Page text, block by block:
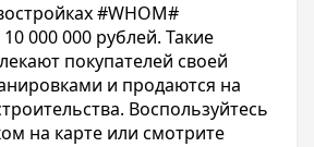
#WHOM#
000 000 рублей. Такие
покупателей своей
и продаются на
Воспользуйтесь
на карте или смотрите